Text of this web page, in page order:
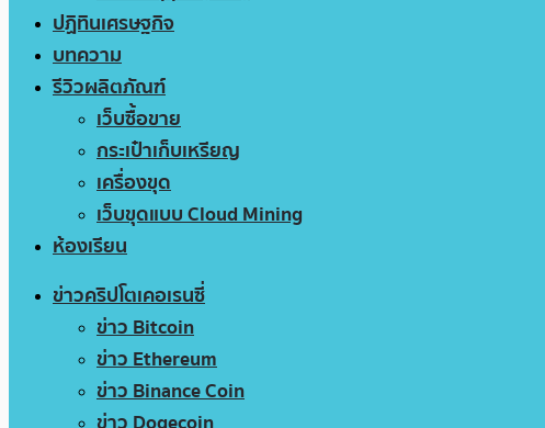
ปฏิทินเศรษฐกิจ
บทความ
รีวิวผลิตภัณฑ์
เว็บซื้อขาย
กระเป๋าเก็บเหรียญ
เครื่องขุด
เว็บขุดแบบ Cloud Mining
ห้องเรียน
ข่าวคริปโตเคอเรนซี่
ข่าว Bitcoin
ข่าว Ethereum
ข่าว Binance Coin